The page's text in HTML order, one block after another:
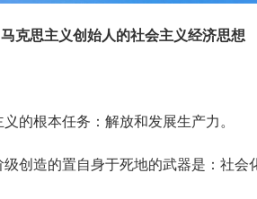
思主义创始人的社会主义经济思想
根本任务：解放和发展生产力。
造的置自身于死地的武器是：社会